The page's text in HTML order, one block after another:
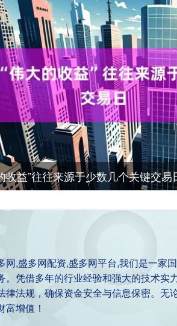
收益”往往来源于少数几个关键交易
网,盛多网配资,盛多网平台,我们是一家
。凭借多年的行业经验和强大的技术实
律法规，确保资金安全与信息保密。无
富增值！